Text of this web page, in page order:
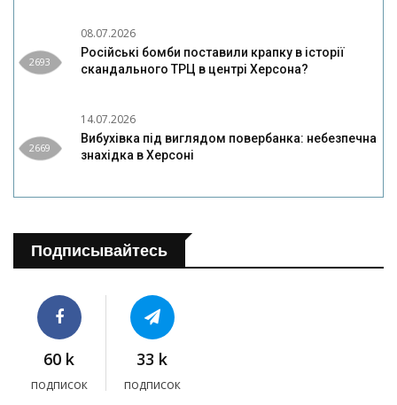
2693
08.07.2026
Російські бомби поставили крапку в історії
скандального ТРЦ в центрі Херсона?
2669
14.07.2026
Вибухівка під виглядом повербанка: небезпечна
знахідка в Херсоні
Подписывайтесь
60 k
подписок
33 k
подписок